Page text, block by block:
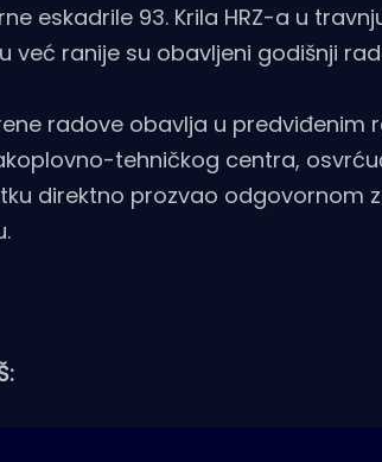
eskadrile 93. Krila HRZ-a u
već ranije su obavljeni godišnji
radove obavlja u predviđenim
tehničkog centra,
direktno prozvao odgovornom